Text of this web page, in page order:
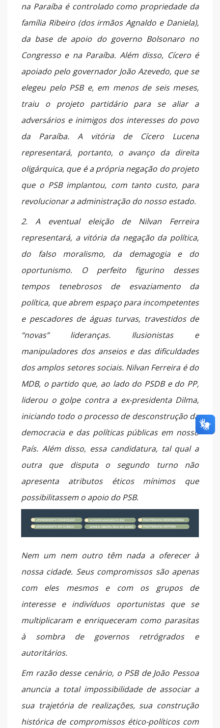
na Paraíba é controlado como propriedade da
família Ribeiro (dos irmãos Agnaldo e Daniela),
da base de apoio do governo Bolsonaro no
Congresso e na Paraíba. Além disso, Cícero é
apoiado pelo governador João Azevedo, que se
elegeu pelo PSB e, em menos de seis meses,
traiu o projeto partidário para se aliar a
adversários e inimigos dos interesses do povo
da Paraíba. A vitória de Cícero Lucena
representará, portanto, o avanço da direita
oligárquica, que é a própria negação do projeto
que o PSB implantou, com tanto custo, para
revolucionar a administração do nosso estado.
2. A eventual eleição de Nilvan Ferreira
representará, a vitória da negação da política,
do falso moralismo, da demagogia e do
oportunismo. O perfeito figurino desses
tempos tenebrosos de esvaziamento da
política, que abrem espaço para incompetentes
e pescadores de águas turvas, travestidos de
“novas” lideranças. Ilusionistas e
manipuladores dos anseios e das dificuldades
dos amplos setores sociais. Nilvan Ferreira é do
MDB, o partido que, ao lado do PSDB e do PP,
liderou o golpe contra a ex-presidenta Dilma,
iniciando todo o processo de desconstrução da
democracia e das políticas públicas em nosso
País. Além disso, essa candidatura, tal qual a
outra que disputa o segundo turno não
apresenta atributos éticos mínimos que
possibilitassem o apoio do PSB.
Nem um nem outro têm nada a oferecer à
nossa cidade. Seus compromissos são apenas
com eles mesmos e com os grupos de
interesse e indivíduos oportunistas que se
multiplicaram e enriqueceram como parasitas
à sombra de governos retrógrados e
autoritários.
Em razão desse cenário, o PSB de João Pessoa
anuncia a total impossibilidade de associar a
sua trajetória de realizações, sua construção
histórica de compromissos ético-políticos com